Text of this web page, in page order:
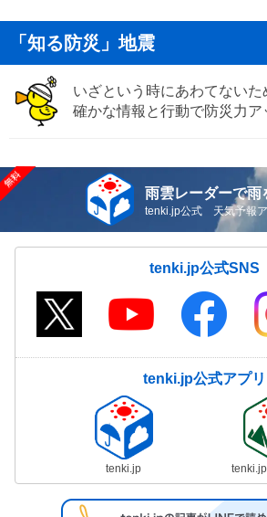
「知る防災」地震
いざという時にあわてないた
確かな情報と行動で防災力ア
雨雲レーダーで雨
tenki.jp公式 天気予報ア
tenki.jp公式SNS
tenki.jp公式アプリ
tenki.jp